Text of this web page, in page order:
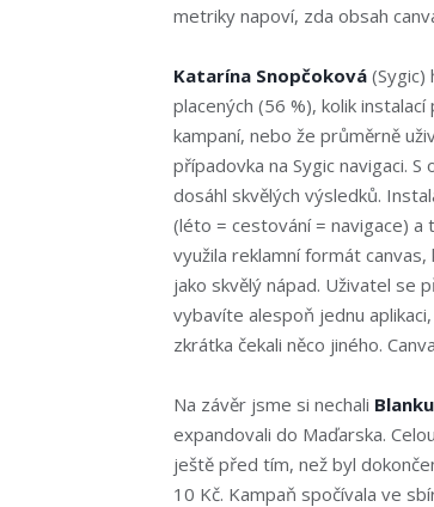
metriky napoví, zda obsah
Katarína Snopčoková(Sygic)
placených (56 %), kolik
kampaní, nebo že průměrně
případovka na Sygic navigaci.
dosáhl skvělých výsledků.
(léto = cestování = navigace) a
využila reklamní formát
jako skvělý nápad. Uživatel se
vybavíte alespoň jednu
zkrátka čekali něco jiného.
Na závěr jsme si nechali
expandovali do Maďarska.
ještě před tím, než byl
10 Kč. Kampaň spočívala ve